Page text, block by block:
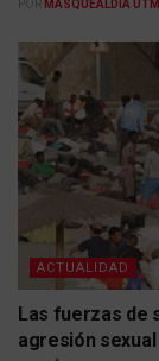
POR MASQUEALDIA
ACTUALIDAD
Las fuerzas de
agresión